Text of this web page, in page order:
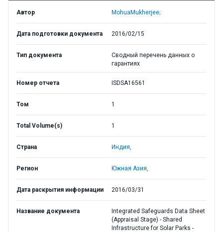
Автор MohuaMukherjee;
Дата подготовки документа 2016/02/15
Тип документа
Сводный перечень данных о
гарантиях
Номер отчета ISDSA16561
Том 1
Total Volume(s) 1
Страна Индия,
Регион Южная Азия,
Дата раскрытия информации 2016/03/31
Название документа
Integrated Safeguards Data Sheet
(Appraisal Stage) - Shared
Infrastructure for Solar Parks -